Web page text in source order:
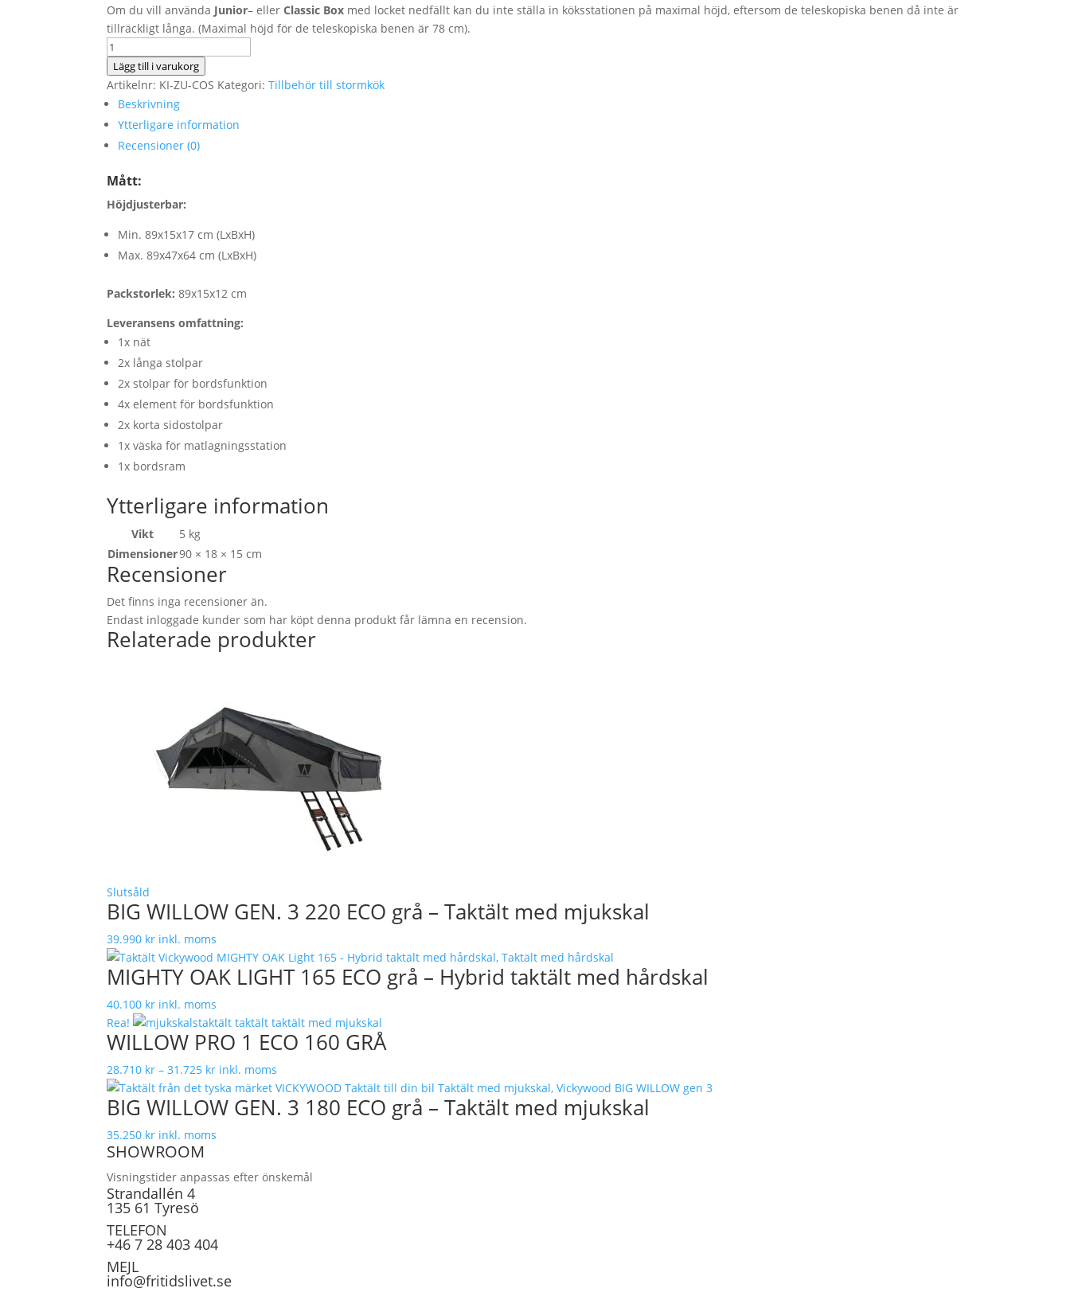
Om du vill använda Junior– ellerClassic Box med locket nedfällt kan du inte ställa in köksstationen på maximal höjd, eftersom de teleskopiska benen då inte är
tillräckligt långa. (Maximal höjd för de teleskopiska benen är 78 cm).
Matlagningsstation
-
Köksstation
&
Campingbord
Lägg till i varukorg
Artikelnr: KI-ZU-COS Kategori:Tillbehör till stormkök
Beskrivning
Ytterligare information
Recensioner (0)
Mått:
Höjdjusterbar:
Min. 89x15x17 cm (LxBxH)
Max. 89x47x64 cm (LxBxH)
Packstorlek:89x15x12 cm
Leveransens omfattning:
1x nät
2x långa stolpar
2x stolpar för bordsfunktion
4x element för bordsfunktion
2x korta sidostolpar
1x väska för matlagningsstation
1x bordsram
Ytterligare information
Vikt
5 kg
Dimensioner90 × 18 × 15 cm
Recensioner
Det finns inga recensioner än.
Endast inloggade kunder som har köpt denna produkt får lämna en recension.
Relaterade produkter
Slutsåld
BIG WILLOW GEN. 3 220 ECO grå – Taktält med mjukskal
39.990 kr inkl. moms
MIGHTY OAK LIGHT 165 ECO grå – Hybrid taktält med hårdskal
40.100 kr inkl. moms
Rea!
WILLOW PRO 1 ECO 160 GRÅ
28.710 kr – 31.725 krPrisintervall:
28.710 kr
till
inkl. moms
BIG WILLOW GEN. 3 180 ECO grå – Taktält med mjukskal
35.250 kr inkl. moms
SHOWROOM
Visningstider anpassas efter önskemål
Strandallén 4
135 61 Tyresö
TELEFON
+46 7 28 403 404
MEJL
info@fritidslivet.se